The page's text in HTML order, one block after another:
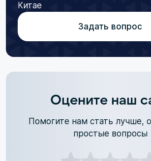
Китае
Задать вопрос
Оцените наш
Помогите нам стать лучше,
простые вопросы